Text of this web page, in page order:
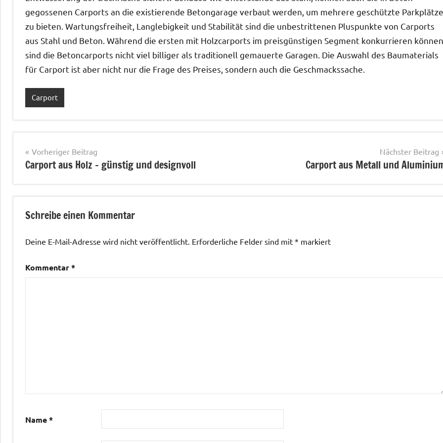
gegossenen Carports an die existierende Betongarage verbaut werden, um mehrere geschützte Parkplätze
zu bieten. Wartungsfreiheit, Langlebigkeit und Stabilität sind die unbestrittenen Pluspunkte von Carports
aus Stahl und Beton. Während die ersten mit Holzcarports im preisgünstigen Segment konkurrieren können,
sind die Betoncarports nicht viel billiger als traditionell gemauerte Garagen. Die Auswahl des Baumaterials
für Carport ist aber nicht nur die Frage des Preises, sondern auch die Geschmackssache.
Schlagwörter:
Beton,
Carport,
Stahl
Carport
Beitragsnavigation
Vorheriger Beitrag
Carport aus Holz – günstig und designvoll
Nächster Beitrag
Carport aus Metall und
Schreibe einen Kommentar
Deine E-Mail-Adresse wird nicht veröffentlicht. Erforderliche Felder sind mit * markiert
Kommentar*
Name*